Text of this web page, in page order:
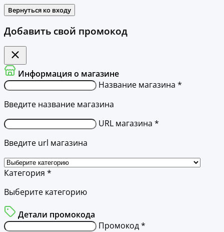
Вернуться ко входу
Добавить свой промокод
Информация о магазине
Название магазина *
Введите название магазина
URL магазина *
Введите url магазина
Категория *
Выберите категорию
Детали промокода
Промокод *